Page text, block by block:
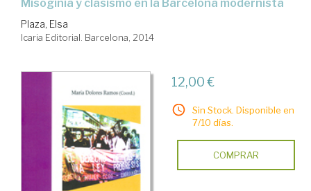
misoginia y clasismo en la Barcelona modernista
Plaza, Elsa
Icaria Editorial. Barcelona, 2014
12,00 €
Sin Stock. Disponible en
7/10 días.
COMPRAR